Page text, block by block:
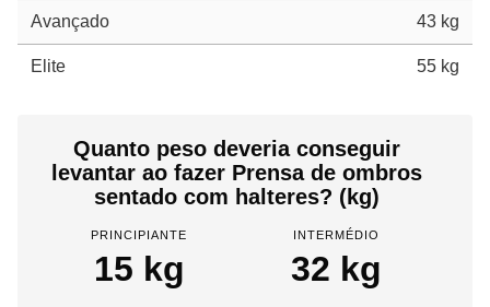
Avançado 43 kg
Elite 55 kg
Quanto peso deveria conseguir
levantar ao fazer Prensa de ombros
sentado com halteres? (kg)
PRINCIPIANTE
15 kg
INTERMÉDIO
32 kg